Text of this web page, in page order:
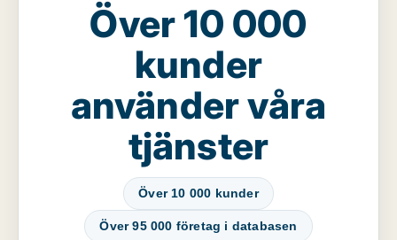
Över 10 000
kunder
använder våra
tjänster
Över 10 000 kunder
Över 95 000 företag i databasen